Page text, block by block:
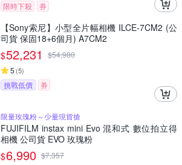
限時下殺 券
【Sony索尼】小型全片幅相機 ILCE-7CM2 (公
司貨 保固18+6個月) A7CM2
$52,231 $54,980
5 (5)
挑戰低價 券
限量玫瑰粉～少量現貨搶
FUJIFILM instax mini Evo 混和式 數位拍立得
相機 公司貨 EVO 玫瑰粉
$6,990 $7,357